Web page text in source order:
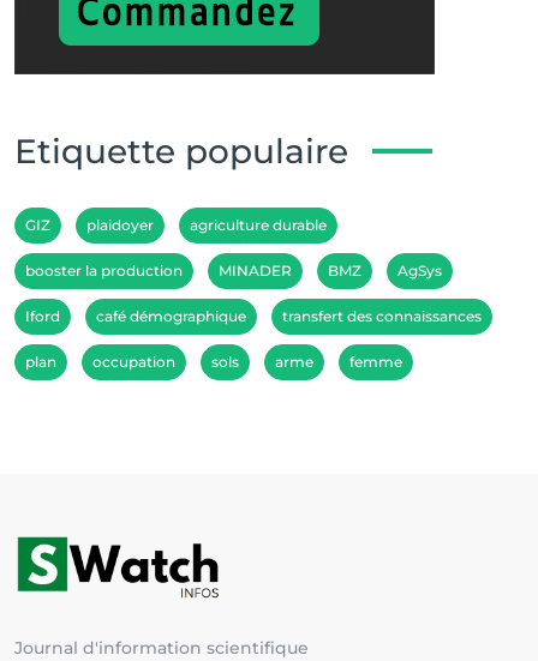
Etiquette populaire
GIZ plaidoyer agriculture durable
booster la production MINADER BMZ AgSys
Iford café démographique transfert des connaissances
plan occupation sols arme femme
Journal d'information scientifique